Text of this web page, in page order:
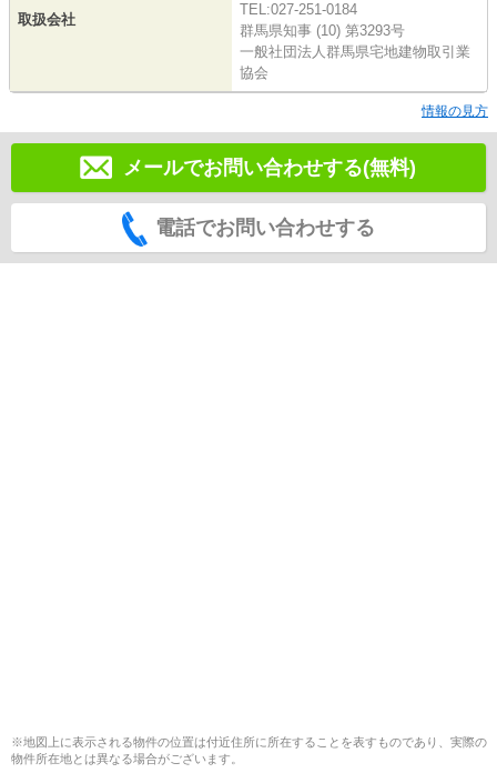
取扱会社
TEL:027-251-0184
群馬県知事 (10) 第3293号
一般社団法人群馬県宅地建物取引業
協会
情報の見方
メールでお問い合わせする(無料)
電話でお問い合わせする
※地図上に表示される物件の位置は付近住所に所在することを表すものであり、実際の
物件所在地とは異なる場合がございます。